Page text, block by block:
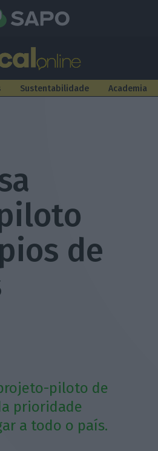
Sustentabilidade Academia
de
piloto de
prioridade
a todo o país.